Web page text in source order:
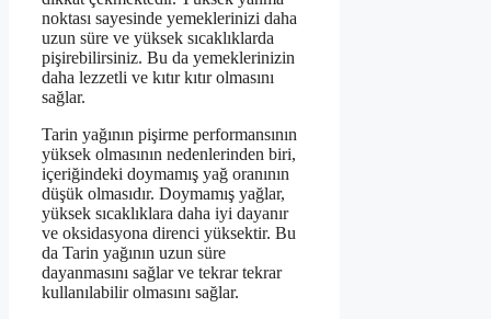
noktası sayesinde yemeklerinizi daha
uzun süre ve yüksek sıcaklıklarda
pişirebilirsiniz. Bu da yemeklerinizin
daha lezzetli ve kıtır kıtır olmasını
sağlar.
Tarin yağının pişirme performansının
yüksek olmasının nedenlerinden biri,
içeriğindeki doymamış yağ oranının
düşük olmasıdır. Doymamış yağlar,
yüksek sıcaklıklara daha iyi dayanır
ve oksidasyona direnci yüksektir. Bu
da Tarin yağının uzun süre
dayanmasını sağlar ve tekrar tekrar
kullanılabilir olmasını sağlar.